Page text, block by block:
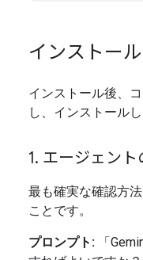
インストー
インストール後、
し、インストール
1. エージェント
最も確実な確認方
ことです。
プロンプト: 「